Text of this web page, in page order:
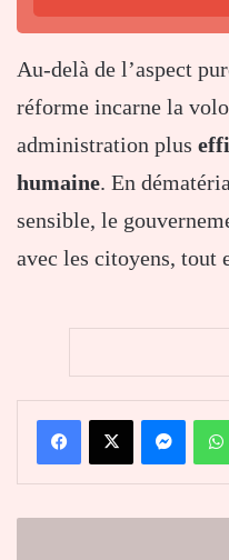
Au-delà de l’aspect
réforme incarne la
administration plus
humaine. En
sensible, le
avec les citoyens, tout
FacebookX